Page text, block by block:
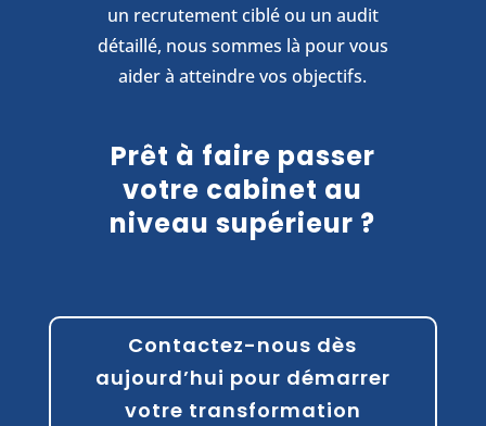
un recrutement ciblé ou un audit
détaillé, nous sommes là pour vous
aider à atteindre vos objectifs.
Prêt à faire passer
votre cabinet au
niveau supérieur ?
Contactez-nous dès
aujourd’hui pour démarrer
votre transformation